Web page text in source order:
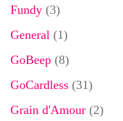
Fundy (3)
General (1)
GoBeep (8)
GoCardless (31)
Grain d'Amour (2)